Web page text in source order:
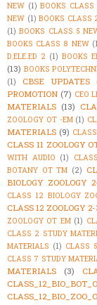
NEW (1) BOOKS
NEW (1) BOOKS CLASS
(1) BOOKS CLASS 5
BOOKS CLASS 8 NEW
D.ELE.ED 2 (1) BOOKS
(13) BOOKS
(1)
CBSE UPDATES
PROMOTION (7) CEO
MATERIALS (13)
ZOOLOGY OT -EM (1)
MATERIALS (9)
CLASS 11 ZOOLOGY
WITH AUDIO (1)
BOTANY OT TM (2)
BIOLOGY ZOOLOGY
CLASS 12 BIOLOGY
CLASS 12 ZOOLOGY
ZOOLOGY OT EM (1)
CLASS 2 STUDY
MATERIALS (1) CLASS
CLASS 7 STUDY
MATERIALS
(3)